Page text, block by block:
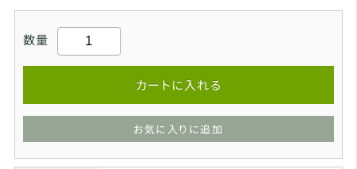
数量
カートに入れる
お気に入りに追加